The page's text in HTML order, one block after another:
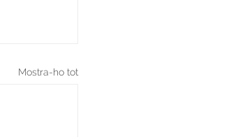
Mostra-ho tot